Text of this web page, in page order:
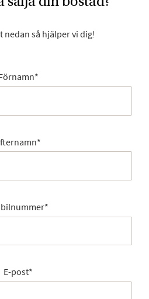
nedan så hjälper vi dig!
*
*
*
E-post*